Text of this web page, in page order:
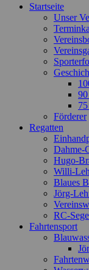
oben
Startseite
Unser
Förderer
Regatten
Dahme-
Hugo-
Willi-
Blaues
Jörg-
RC-
Fahrtensport